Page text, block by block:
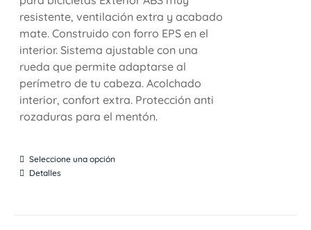
resistente, ventilación extra y acabado
mate. Construido con forro EPS en el
interior. Sistema ajustable con una
rueda que permite adaptarse al
perímetro de tu cabeza. Acolchado
interior, confort extra. Protección anti
rozaduras para el mentón.
Seleccione una opción
Detalles